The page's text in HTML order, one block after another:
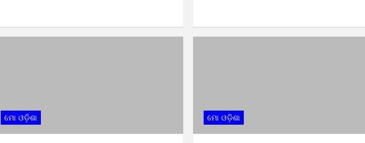
ମୋ ଓଡ଼ିଶା ମୋ ଓଡ଼ିଶା